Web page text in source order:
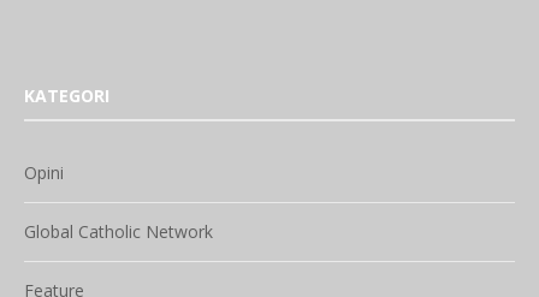
KATEGORI
Opini
Global Catholic Network
Feature